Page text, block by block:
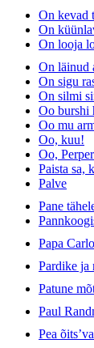
On kevad
On
On looja
On läinud
On sigu
On silmi
Oo burshi
Oo mu
Oo, kuu!
Oo,
Paista sa,
Palve
Pane
Papa
Pardike ja
Patune
Paul
Pea